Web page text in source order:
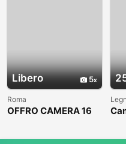
Libero 5
Roma
OFFRO CAMERA 16